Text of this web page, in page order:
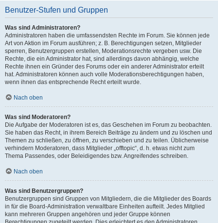
Benutzer-Stufen und Gruppen
Was sind Administratoren?
Administratoren haben die umfassendsten Rechte im Forum. Sie können jede
Art von Aktion im Forum ausführen; z. B. Berechtigungen setzen, Mitglieder
sperren, Benutzergruppen erstellen, Moderationsrechte vergeben usw. Die
Rechte, die ein Administrator hat, sind allerdings davon abhängig, welche
Rechte ihnen ein Gründer des Forums oder ein anderer Administrator erteilt
hat. Administratoren können auch volle Moderationsberechtigungen haben,
wenn ihnen das entsprechende Recht erteilt wurde.
Nach oben
Was sind Moderatoren?
Die Aufgabe der Moderatoren ist es, das Geschehen im Forum zu beobachten.
Sie haben das Recht, in ihrem Bereich Beiträge zu ändern und zu löschen und
Themen zu schließen, zu öffnen, zu verschieben und zu teilen. Üblicherweise
verhindern Moderatoren, dass Mitglieder „offtopic“, d. h. etwas nicht zum
Thema Passendes, oder Beleidigendes bzw. Angreifendes schreiben.
Nach oben
Was sind Benutzergruppen?
Benutzergruppen sind Gruppen von Mitgliedern, die die Mitglieder des Boards
in für die Board-Administration verwaltbare Einheiten aufteilt. Jedes Mitglied
kann mehreren Gruppen angehören und jeder Gruppe können